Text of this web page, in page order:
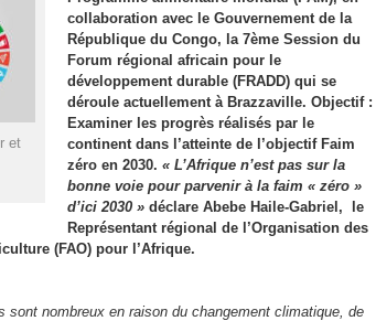
et
collaboration avec le Gouvernement de la
République du Congo, la 7ème Session du
Forum régional africain pour le
développement durable (FRADD) qui se
déroule actuellement à Brazzaville. Objectif :
Examiner les progrès réalisés par le
continent dans l’atteinte de l’objectif Faim
zéro en 2030. « L’Afrique n’est pas sur la
bonne voie pour parvenir à la faim « zéro »
d’ici 2030 » déclare Abebe Haile-Gabriel, le
Représentant régional de l’Organisation des
(FAO) pour l’Afrique.
nombreux en raison du changement climatique, de